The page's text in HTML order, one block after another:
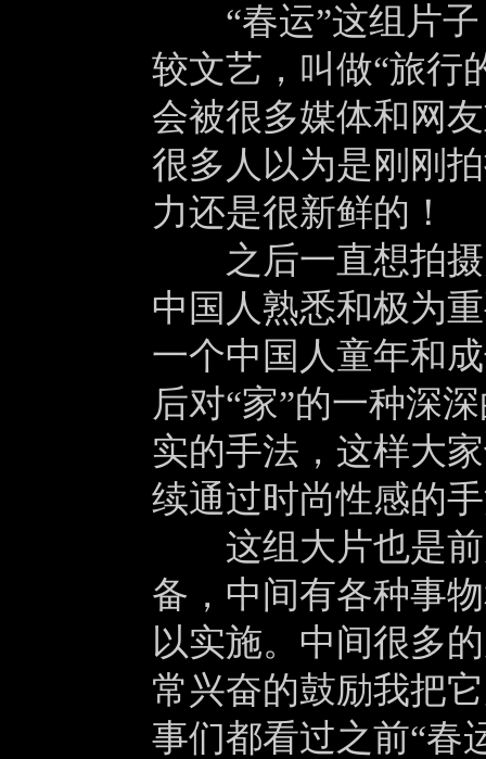
“春运”这组片子
较文艺，叫做“旅行
会被很多媒体和网
很多人以为是刚刚
力还是很新鲜的！
之后一直想拍摄
中国人熟悉和极为
一个中国人童年和
后对“家”的一种深
实的手法，这样大
续通过时尚性感的
这组大片也是前
备，中间有各种事
以实施。中间很多
常兴奋的鼓励我把
事们都看过之前“春